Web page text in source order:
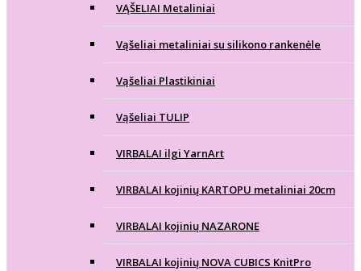
VĄŠELIAI Metaliniai
Vąšeliai metaliniai su silikono rankenėle
Vąšeliai Plastikiniai
Vąšeliai TULIP
VIRBALAI ilgi YarnArt
VIRBALAI kojinių KARTOPU metaliniai 20cm
VIRBALAI kojinių NAZARONE
VIRBALAI kojinių NOVA CUBICS KnitPro